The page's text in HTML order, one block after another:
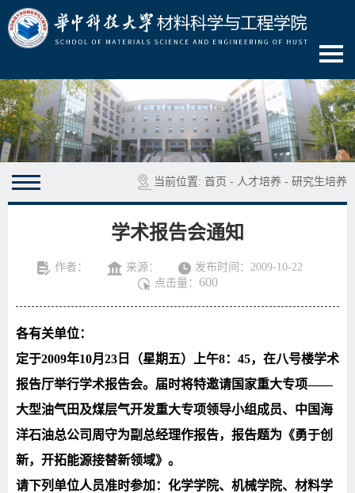
当前位置: 首页 - 人才培养 - 研究生培养
学术报告会通知
作者： 来源：
发布时间：2009-10-22
点击量： 600
各有关单位：
定于2009年10月 23 日（星期五）上午8： 45，在八号楼学术
报告厅举行学术报告会。届时将特邀请国家重大专项——
大型油气田及煤层气开发重大专项领导小组成员、中国海
洋石油总公司周守为副总经理作报告，报告题为《勇于创
新，开拓能源接替新领域》。
请下列单位人员准时参加：化学学院、机械学院、材料学